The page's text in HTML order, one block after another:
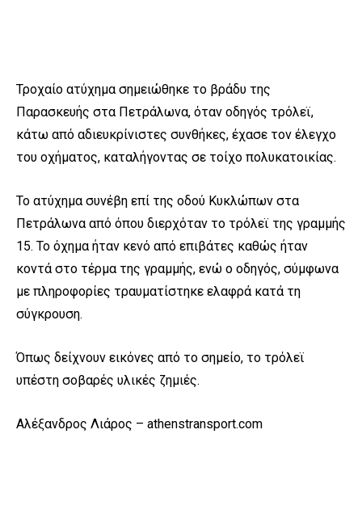
Τροχαίο ατύχημα σημειώθηκε το βράδυ της
Παρασκευής στα Πετράλωνα, όταν οδηγός τρόλεϊ,
κάτω από αδιευκρίνιστες συνθήκες, έχασε τον έλεγχο
του οχήματος, καταλήγοντας σε τοίχο πολυκατοικίας.
Το ατύχημα συνέβη επί της οδού Κυκλώπων στα
Πετράλωνα από όπου διερχόταν το τρόλεϊ της γραμμής
15. Το όχημα ήταν κενό από επιβάτες καθώς ήταν
κοντά στο τέρμα της γραμμής, ενώ ο οδηγός, σύμφωνα
με πληροφορίες τραυματίστηκε ελαφρά κατά τη
σύγκρουση.
Όπως δείχνουν εικόνες από το σημείο, το τρόλεϊ
υπέστη σοβαρές υλικές ζημιές.
Αλέξανδρος Λιάρος – athenstransport.com